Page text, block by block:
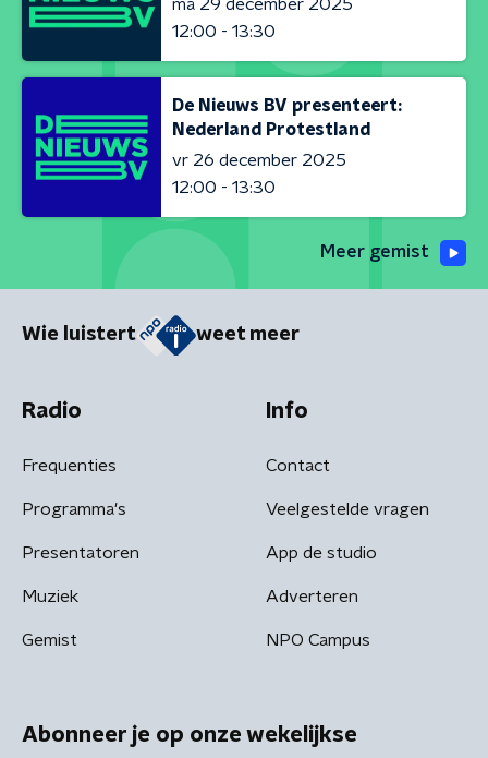
ma 29 december 2025
12:00 - 13:30
De Nieuws BV presenteert:
Nederland Protestland
vr 26 december 2025
12:00 - 13:30
Meer gemist
Wie luistert weet meer
Radio
Frequenties
Programma's
Presentatoren
Muziek
Gemist
Info
Contact
Veelgestelde vragen
App de studio
Adverteren
NPO Campus
Abonneer je op onze wekelijkse